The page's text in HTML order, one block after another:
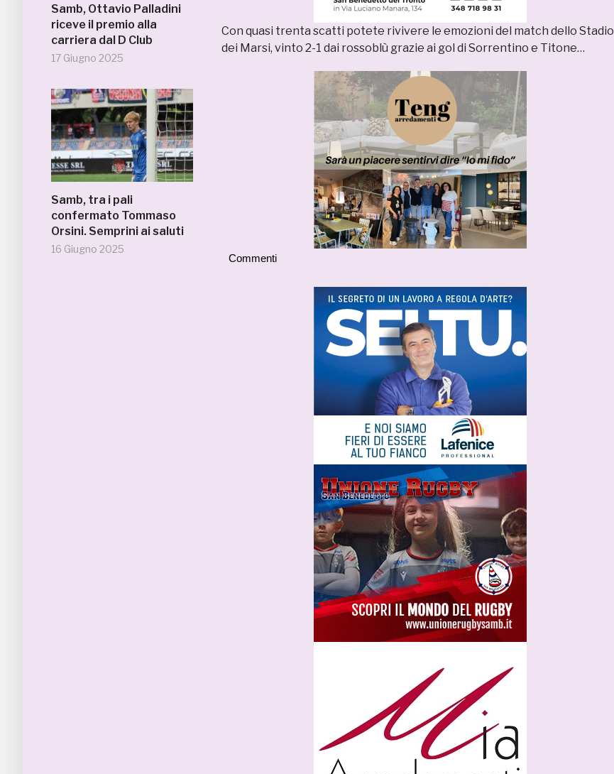
Samb, Ottavio Palladini
riceve il premio alla
carriera dal D Club
17 Giugno 2025
Samb, tra i pali
confermato Tommaso
Orsini. Semprini ai saluti
16 Giugno 2025
Con quasi trenta scatti potete rivivere le emozioni del match dello Stadio
dei Marsi, vinto 2-1 dai rossoblù grazie ai gol di Sorrentino e Titone…
Commenti